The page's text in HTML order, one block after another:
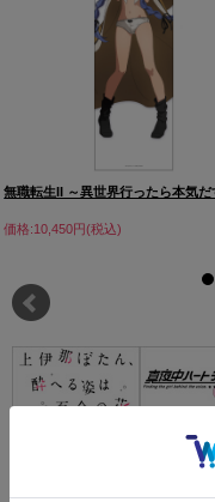
無職転生II ～異世界行ったら本気だ
価格:10,450円(税込)